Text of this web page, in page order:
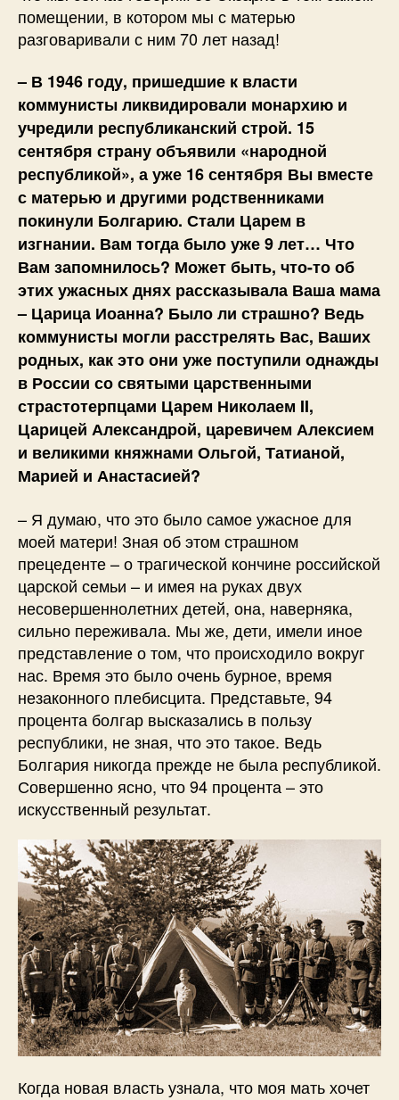
помещении, в котором мы с матерью
разговаривали с ним 70 лет назад!
– В 1946 году, пришедшие к власти
коммунисты ликвидировали монархию и
учредили республиканский строй. 15
сентября страну объявили «народной
республикой», а уже 16 сентября Вы вместе
с матерью и другими родственниками
покинули Болгарию. Стали Царем в
изгнании. Вам тогда было уже 9 лет… Что
Вам запомнилось? Может быть, что-то об
этих ужасных днях рассказывала Ваша мама
– Царица Иоанна? Было ли страшно? Ведь
коммунисты могли расстрелять Вас, Ваших
родных, как это они уже поступили однажды
в России со святыми царственными
страстотерпцами Царем Николаем II,
Царицей Александрой, царевичем Алексием
и великими княжнами Ольгой, Татианой,
Марией и Анастасией?
– Я думаю, что это было самое ужасное для
моей матери! Зная об этом страшном
прецеденте – о трагической кончине российской
царской семьи – и имея на руках двух
несовершеннолетних детей, она, наверняка,
сильно переживала. Мы же, дети, имели иное
представление о том, что происходило вокруг
нас. Время это было очень бурное, время
незаконного плебисцита. Представьте, 94
процента болгар высказались в пользу
республики, не зная, что это такое. Ведь
Болгария никогда прежде не была республикой.
Совершенно ясно, что 94 процента – это
искусственный результат.
Когда новая власть узнала, что моя мать хочет